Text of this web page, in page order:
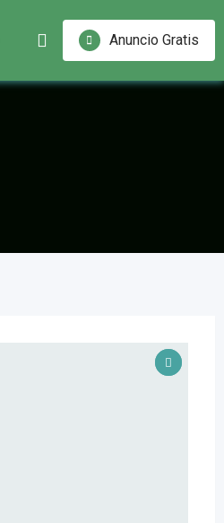
Anuncio Gratis